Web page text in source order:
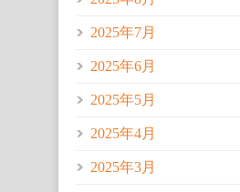
2025年7月
2025年6月
2025年5月
2025年4月
2025年3月